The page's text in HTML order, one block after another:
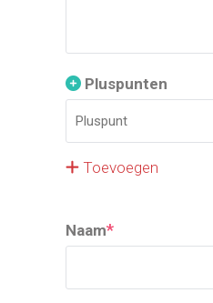
Pluspunten
Toevoegen
Naam*